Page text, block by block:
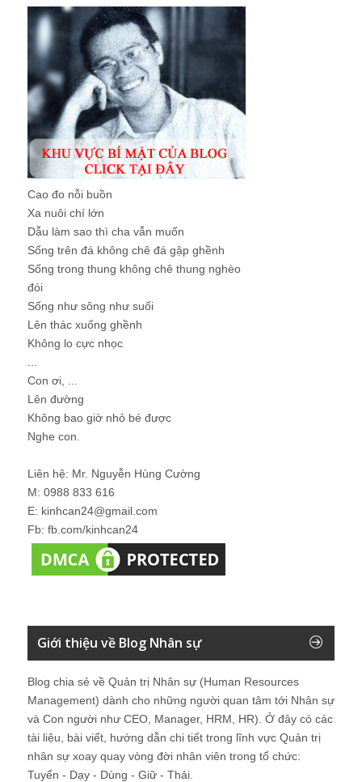
Cao đo nỗi buồn
Xa nuôi chí lớn
Dẫu làm sao thì cha vẫn muốn
Sống trên đá không chê đá gập ghềnh
Sống trong thung không chê thung nghèo
đói
Sống như sông như suối
Lên thác xuống ghềnh
Không lo cực nhọc
Con ơi, ...
Lên đường
Không bao giờ nhỏ bé được
Nghe con.
Liên hệ: Mr. Nguyễn Hùng Cường
M: 0988 833 616
E: kinhcan24@gmail.com
Fb: fb.com/kinhcan24
Giới thiệu về Blog Nhân sự
Blog chia sẻ về Quản trị Nhân sự (Human Resources
Management) dành cho những người quan tâm tới Nhân sự
và Con người như CEO, Manager, HRM, HR). Ở đây có các
tài liệu, bài viết, hướng dẫn chi tiết trong lĩnh vực Quản trị
nhân sự xoay quay vòng đời nhân viên trong tổ chức:
Tuyển - Dạy - Dùng - Giữ - Thải.